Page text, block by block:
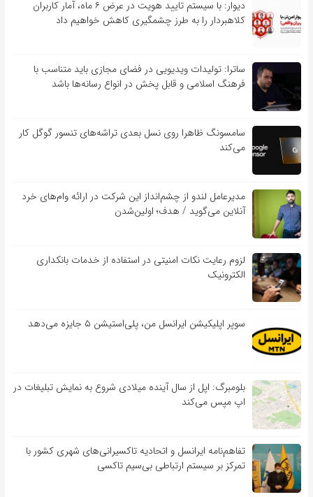
دیوار: با سیستم تایید هویت در عرض ۶ ماه، آمار کاربران
کلاهبردار را به طرز چشمگیری کاهش خواهیم داد
ساترا: تولیدات ویدیویی در فضای مجازی باید متناسب با
فرهنگ اسلامی و قابل پخش در انواع رسانه‌ها باشد
سامسونگ ظاهرا روی نسل بعدی تراشه‌های تنسور گوگل کار
می‌کند
مدیرعامل لندو از چشم‌انداز این شرکت در ارائه وام‌های خرد
آنلاین می‌گوید / هدف؛ اولین‌شدن
لزوم رعایت نکات امنیتی در استفاده از خدمات بانکداری
الکترونیک
سوپر اپلیکیشن ایرانسل من، پلی‌استیشن ۵ جایزه می‌دهد
بلومبرگ: اپل از سال آینده میلادی شروع به نمایش تبلیغات در
اپ مپس می‌کند
تفاهم‌نامه‌ ایرانسل و اتحادیه تاکسیرانی‌های شهری کشور با
تمرکز بر سیستم ارتباطی بی‌سیم تاکسی